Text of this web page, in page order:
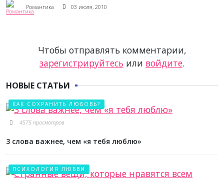
Романтика 03 июля, 2010
Чтобы отправлять комментарии,
зарегистрируйтесь или войдите.
НОВЫЕ СТАТЬИ
КАК СОХРАНИТЬ ЛЮБОВЬ?
4575 просмотров
3 слова важнее, чем «я тебя люблю»
ПСИХОЛОГИЯ ЛЮБВИ